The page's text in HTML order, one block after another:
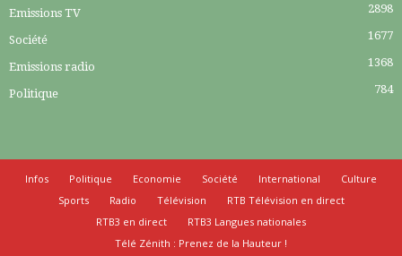
Emissions TV 2898
Société 1677
Emissions radio 1368
Politique 784
Infos Politique Economie Société International
Culture
Sports
Radio Télévision
RTB Télévision en direct
RTB3 en direct
RTB3 Langues nationales
Télé Zénith : Prenez de la Hauteur !